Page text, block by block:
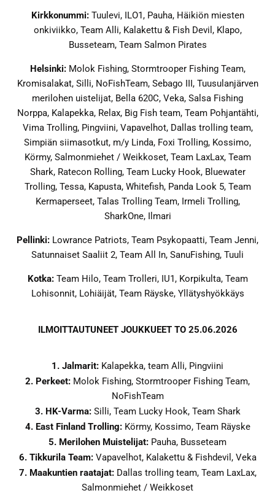
Kirkkonummi:Tuulevi, ILO1, Pauha, Häikiön miesten
onkiviikko, Team Alli, Kalakettu & Fish Devil, Klapo,
Busseteam, Team Salmon Pirates
Helsinki:Molok Fishing, Stormtrooper Fishing Team,
Kromisalakat, Silli, NoFishTeam, Sebago III, Tuusulanjärven
merilohen uistelijat, Bella 620C, Veka, Salsa Fishing
Norppa, Kalapekka, Relax, Big Fish team, Team Pohjantähti,
Vima Trolling, Pingviini, Vapavelhot, Dallas trolling team,
Simpiän siimasotkut, m/y Linda, Foxi Trolling, Kossimo,
Körmy, Salmonmiehet / Weikkoset, Team LaxLax, Team
Shark, Ratecon Rolling, Team Lucky Hook, Bluewater
Trolling, Tessa, Kapusta, Whitefish, Panda Look 5, Team
Kermaperseet, Talas Trolling Team, Irmeli Trolling,
SharkOne, Ilmari
Pellinki: Lowrance Patriots, Team Psykopaatti, Team Jenni,
Satunnaiset Saaliit 2, Team All In, SanuFishing, Tuuli
Kotka:Team Hilo, Team Trolleri, IU1, Korpikulta, Team
Lohisonnit, Lohiäijät, Team Räyske, Yllätyshyökkäys
ILMOITTAUTUNEET JOUKKUEET TO 25.06.2026
1. Jalmarit: Kalapekka, team Alli, Pingviini
2. Perkeet: Molok Fishing, Stormtrooper Fishing Team,
NoFishTeam
3. HK-Varma:Silli, Team Lucky Hook, Team Shark
4. East Finland Trolling:Körmy, Kossimo, Team Räyske
5. Merilohen Muistelijat: Pauha, Busseteam
6. Tikkurila Team:Vapavelhot, Kalakettu & Fishdevil, Veka
7. Maakuntien raatajat:Dallas trolling team, Team LaxLax,
Salmonmiehet / Weikkoset